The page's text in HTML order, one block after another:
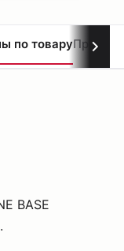
по товару
BASE